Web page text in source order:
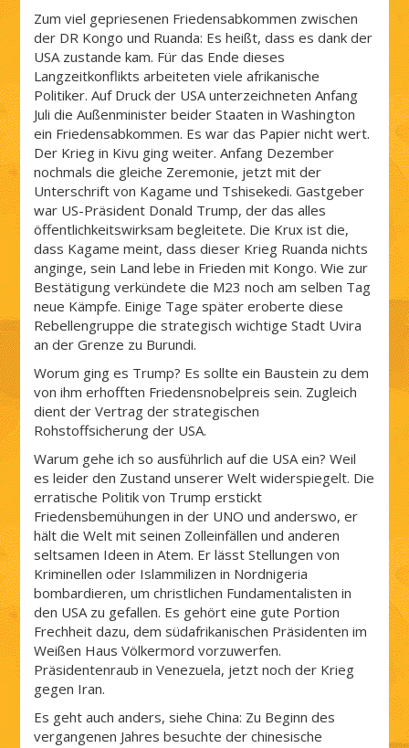
Zum viel gepriesenen Friedensabkommen zwischen
der DR Kongo und Ruanda: Es heißt, dass es dank der
USA zustande kam. Für das Ende dieses
Langzeitkonflikts arbeiteten viele afrikanische
Politiker. Auf Druck der USA unterzeichneten Anfang
Juli die Außenminister beider Staaten in Washington
ein Friedensabkommen. Es war das Papier nicht wert.
Der Krieg in Kivu ging weiter. Anfang Dezember
nochmals die gleiche Zeremonie, jetzt mit der
Unterschrift von Kagame und Tshisekedi. Gastgeber
war US-Präsident Donald Trump, der das alles
öffentlichkeitswirksam begleitete. Die Krux ist die,
dass Kagame meint, dass dieser Krieg Ruanda nichts
anginge, sein Land lebe in Frieden mit Kongo. Wie zur
Bestätigung verkündete die M23 noch am selben Tag
neue Kämpfe. Einige Tage später eroberte diese
Rebellengruppe die strategisch wichtige Stadt Uvira
an der Grenze zu Burundi.
Worum ging es Trump? Es sollte ein Baustein zu dem
von ihm erhofften Friedensnobelpreis sein. Zugleich
dient der Vertrag der strategischen
Rohstoffsicherung der USA.
Warum gehe ich so ausführlich auf die USA ein? Weil
es leider den Zustand unserer Welt widerspiegelt. Die
erratische Politik von Trump erstickt
Friedensbemühungen in der UNO und anderswo, er
hält die Welt mit seinen Zolleinfällen und anderen
seltsamen Ideen in Atem. Er lässt Stellungen von
Kriminellen oder Islammilizen in Nordnigeria
bombardieren, um christlichen Fundamentalisten in
den USA zu gefallen. Es gehört eine gute Portion
Frechheit dazu, dem südafrikanischen Präsidenten im
Weißen Haus Völkermord vorzuwerfen.
Präsidentenraub in Venezuela, jetzt noch der Krieg
gegen Iran.
Es geht auch anders, siehe China: Zu Beginn des
vergangenen Jahres besuchte der chinesische